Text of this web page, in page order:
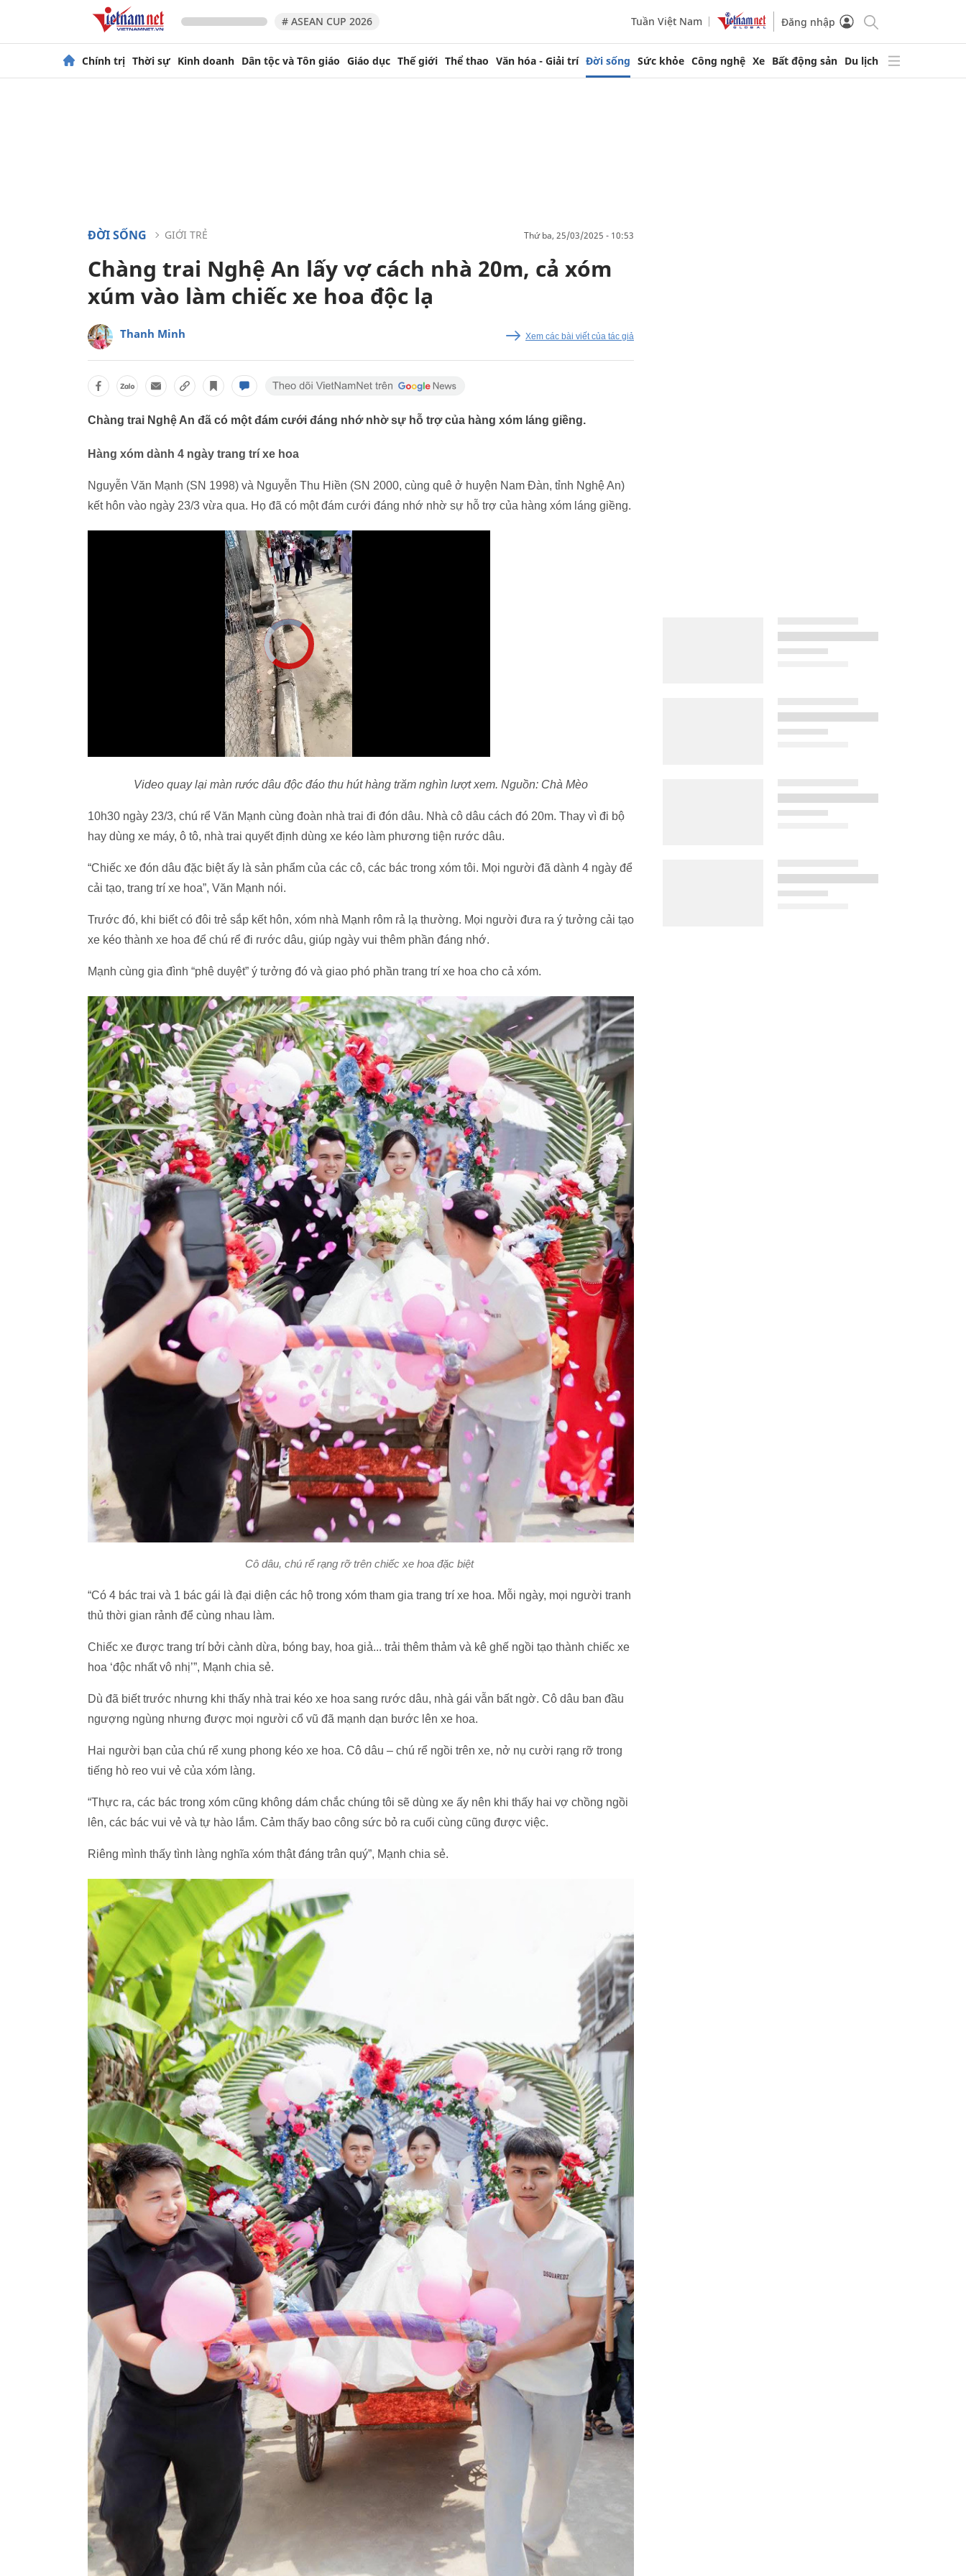
# ASEAN CUP 2026 Tuần Việt Nam Đăng nhập
Chính trị Thời sự Kinh doanh Dân tộc và Tôn giáo Giáo dục Thế giới Thể thao Văn hóa - Giải trí Đời sống Sức khỏe Công nghệ Xe Bất động sản Du lịch
ĐỜI SỐNG GIỚI TRẺ thứ ba, 25/03/2025 - 10:53
Chàng trai Nghệ An lấy vợ cách nhà 20m, cả xóm
xúm vào làm chiếc xe hoa độc lạ
Thanh Minh Xem các bài viết của tác giả
Chàng trai Nghệ An đã có một đám cưới đáng nhớ nhờ sự hỗ trợ của hàng xóm láng giềng.
Hàng xóm dành 4 ngày trang trí xe hoa
Nguyễn Văn Mạnh (SN 1998) và Nguyễn Thu Hiền (SN 2000, cùng quê ở huyện Nam Đàn, tỉnh Nghệ An)
kết hôn vào ngày 23/3 vừa qua. Họ đã có một đám cưới đáng nhớ nhờ sự hỗ trợ của hàng xóm láng giềng.
Video quay lại màn rước dâu độc đáo thu hút hàng trăm nghìn lượt xem. Nguồn: Chà Mèo
10h30 ngày 23/3, chú rể Văn Mạnh cùng đoàn nhà trai đi đón dâu. Nhà cô dâu cách đó 20m. Thay vì đi bộ
hay dùng xe máy, ô tô, nhà trai quyết định dùng xe kéo làm phương tiện rước dâu.
“Chiếc xe đón dâu đặc biệt ấy là sản phẩm của các cô, các bác trong xóm tôi. Mọi người đã dành 4 ngày để
cải tạo, trang trí xe hoa”, Văn Mạnh nói.
Trước đó, khi biết có đôi trẻ sắp kết hôn, xóm nhà Mạnh rôm rả lạ thường. Mọi người đưa ra ý tưởng cải tạo
xe kéo thành xe hoa để chú rể đi rước dâu, giúp ngày vui thêm phần đáng nhớ.
Mạnh cùng gia đình “phê duyệt” ý tưởng đó và giao phó phần trang trí xe hoa cho cả xóm.
Cô dâu, chú rể rạng rỡ trên chiếc xe hoa đặc biệt
“Có 4 bác trai và 1 bác gái là đại diện các hộ trong xóm tham gia trang trí xe hoa. Mỗi ngày, mọi người tranh
thủ thời gian rảnh để cùng nhau làm.
Chiếc xe được trang trí bởi cành dừa, bóng bay, hoa giả... trải thêm thảm và kê ghế ngồi tạo thành chiếc xe
hoa ‘độc nhất vô nhị’”, Mạnh chia sẻ.
Dù đã biết trước nhưng khi thấy nhà trai kéo xe hoa sang rước dâu, nhà gái vẫn bất ngờ. Cô dâu ban đầu
ngượng ngùng nhưng được mọi người cổ vũ đã mạnh dạn bước lên xe hoa.
Hai người bạn của chú rể xung phong kéo xe hoa. Cô dâu – chú rể ngồi trên xe, nở nụ cười rạng rỡ trong
tiếng hò reo vui vẻ của xóm làng.
“Thực ra, các bác trong xóm cũng không dám chắc chúng tôi sẽ dùng xe ấy nên khi thấy hai vợ chồng ngồi
lên, các bác vui vẻ và tự hào lắm. Cảm thấy bao công sức bỏ ra cuối cùng cũng được việc.
Riêng mình thấy tình làng nghĩa xóm thật đáng trân quý”, Mạnh chia sẻ.